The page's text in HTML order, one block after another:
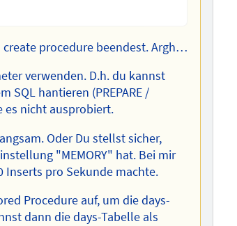
procedure beendest. Argh…
verwenden. D.h. du kannst
hantieren (PREPARE /
es nicht ausprobiert.
Oder Du stellst sicher,
"MEMORY" hat. Bei mir
pro Sekunde machte.
Procedure auf, um die days-
dann die days-Tabelle als